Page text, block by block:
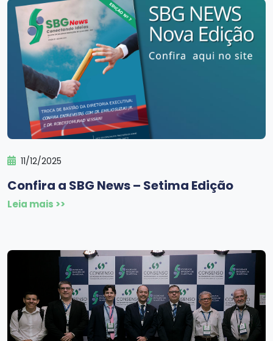
11/12/2025
Confira a SBG News – Setima Edição
Leia mais >>